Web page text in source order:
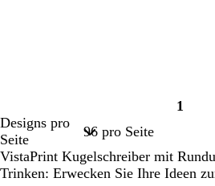
Seite
1
Designs pro
Seite
VistaPrint Kugelschreiber mit
Trinken: Erwecken Sie Ihre Ideen